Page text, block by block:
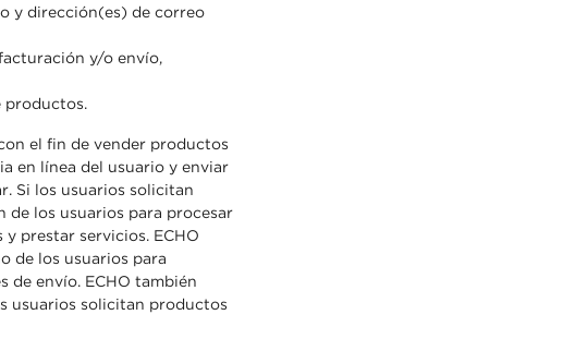
y dirección(es) de correo
y/o envío,
productos.
el fin de vender productos
en línea del usuario y enviar
Si los usuarios solicitan
de los usuarios para procesar
prestar servicios. ECHO
de los usuarios para
de envío. ECHO también
usuarios solicitan productos